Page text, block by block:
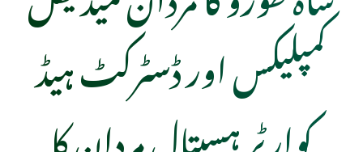
کمپلیکس اور ڈسٹرکٹ ہیڈ